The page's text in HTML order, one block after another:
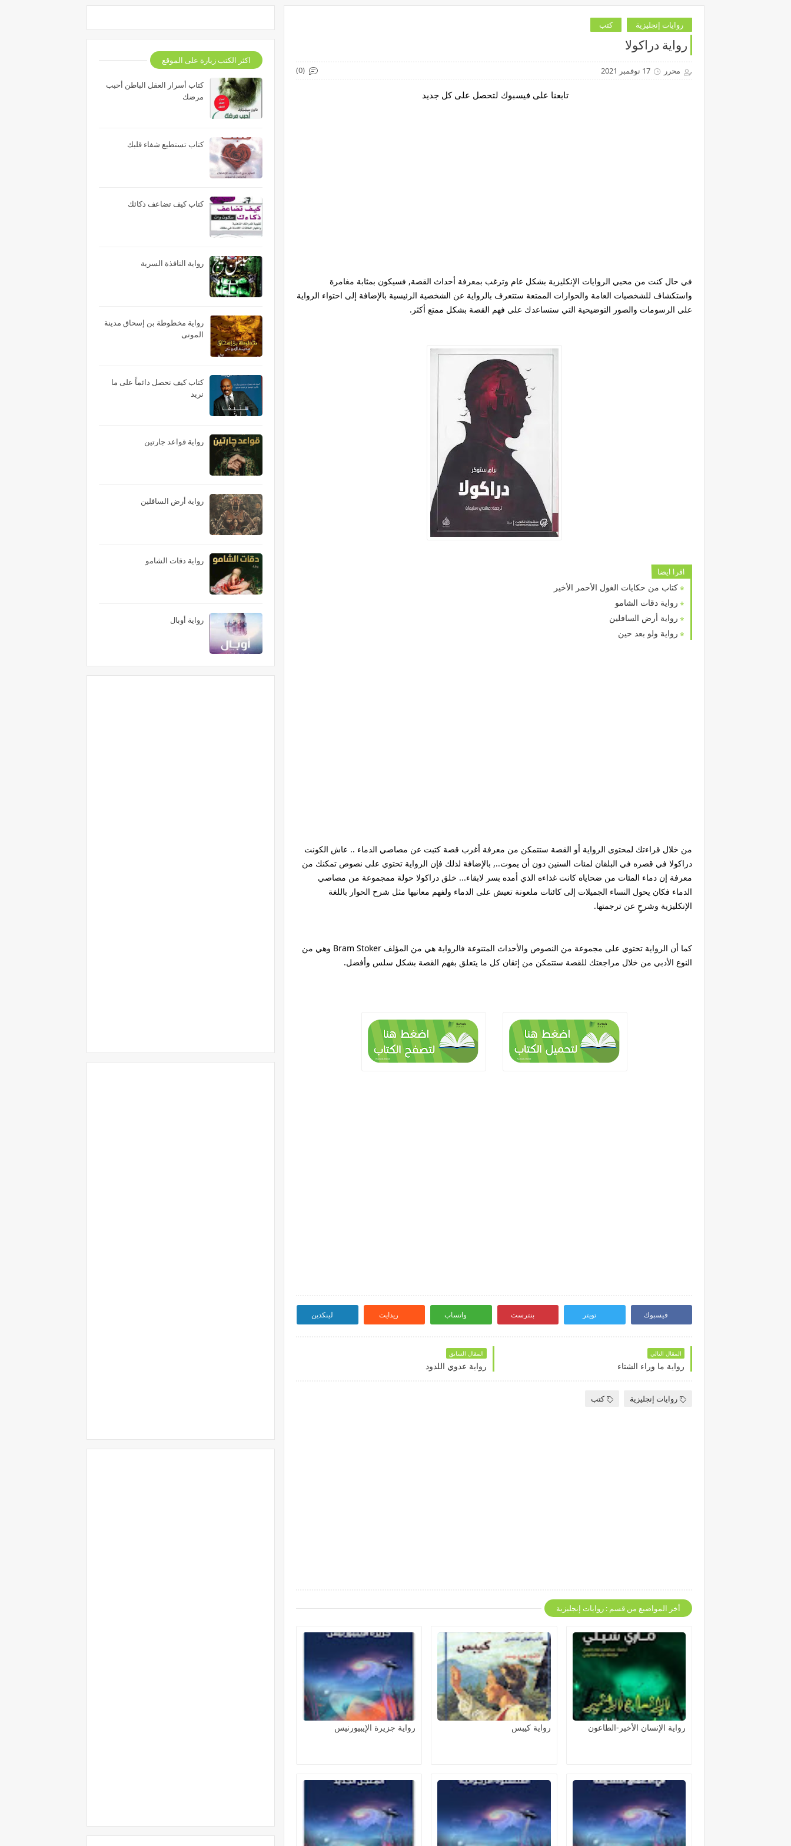
روايات إنجليزية كتب
رواية دراكولا
محرر 17 نوفمبر 2021 (0)
تابعنا على فيسبوك لتحصل على كل جديد
في حال كنت من محبي الروايات الإنكليزية بشكل عام وترغب بمعرفة أحداث القصة, فسيكون بمثابة مغامرة
واستكشاف للشخصيات العامة والحوارات الممتعة ستتعرف بالرواية عن الشخصية الرئيسية بالإضافة إلى احتواء الرواية
على الرسومات والصور التوضيحية التي ستساعدك على فهم القصة بشكل ممتع أكثر.
اقرا ايضا
كتاب من حكايات الغول الأحمر الأخير
رواية دقات الشامو
رواية أرض السافلين
رواية ولو بعد حين
من خلال قراءتك لمحتوى الرواية أو القصة ستتمكن من معرفة أغرب قصة كتبت عن مصاصي الدماء .. عاش الكونت
دراكولا في قصره في البلقان لمئات السنين دون أن يموت.., بالإضافة لذلك فإن الرواية تحتوي على نصوص تمكنك من
معرفة إن دماء المئات من ضحاياه كانت غذاءه الذي أمده بسر لابقاء... خلق دراكولا حولة ممجموعة من مصاصي
الدماء فكان يحول النساء الجميلات إلى كائنات ملعونة تعيش على الدماء ولفهم معانيها مثل شرح الحوار باللغة
الإنكليزية وشرحٍ عن ترجمتها.
كما أن الرواية تحتوي على مجموعة من النصوص والأحداث المتنوعة فالرواية هي من المؤلف Bram Stoker وهي من
النوع الأدبي من خلال مراجعتك للقصة ستتمكن من إتقان كل ما يتعلق بفهم القصة بشكل سلس وأفضل.
فيسبوك تويتر بنترست واتساب ريدايت لينكدين
المقال التالي
رواية ما وراء الشتاء
المقال السابق
رواية عدوي اللدود
روايات إنجليزية كتب
أخر المواضيع من قسم : روايات إنجليزية
رواية الإنسان الأخير-الطاعون رواية كيبس رواية جزيرة الإيبيورنيس
اكثر الكتب زيارة على الموقع
كتاب أسرار العقل الباطن أحبب
مرضك
كتاب تستطيع شفاء قلبك
كتاب كيف تضاعف ذكائك
رواية النافذة السرية
رواية مخطوطة بن إسحاق مدينة
الموتى
كتاب كيف نحصل دائماً على ما
نريد
رواية قواعد جارتين
رواية أرض السافلين
رواية دقات الشامو
رواية أوبال